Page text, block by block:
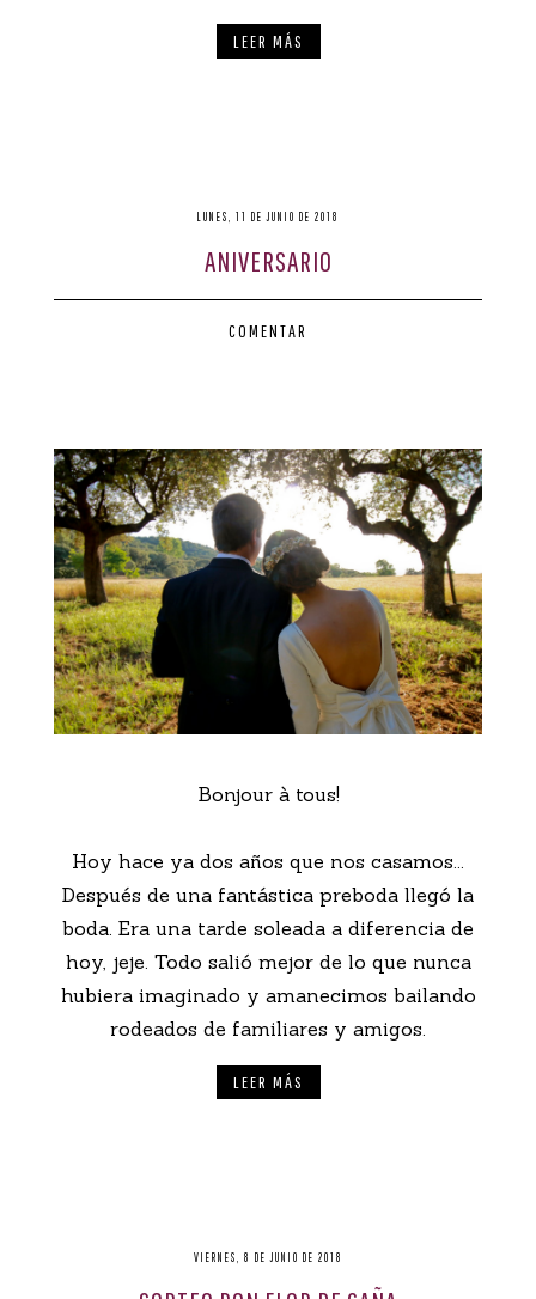
LEER MÁS
LUNES, 11 DE JUNIO DE 2018
ANIVERSARIO
COMENTAR
Bonjour à tous!
Hoy hace ya dos años que nos casamos...
Después de una fantástica preboda llegó la
boda. Era una tarde soleada a diferencia de
hoy, jeje. Todo salió mejor de lo que nunca
hubiera imaginado y amanecimos bailando
rodeados de familiares y amigos.
LEER MÁS
VIERNES, 8 DE JUNIO DE 2018